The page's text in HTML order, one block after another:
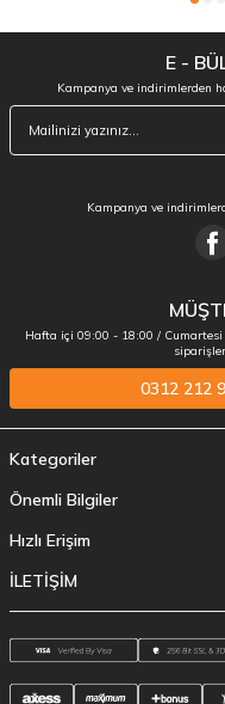
E -
Kampanya ve indirimlerden
Kampanya ve
Hafta içi 09:00 - 18:00 /
0312 212
Kategoriler
Önemli Bilgiler
Hızlı Erişim
İLETİŞİM